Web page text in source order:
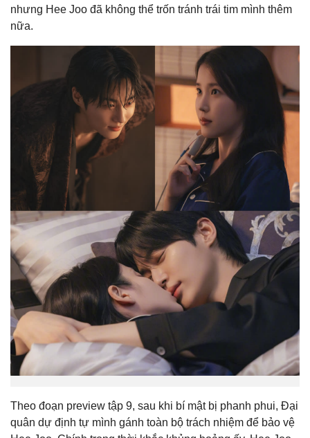
nhưng Hee Joo đã không thể trốn tránh trái tim mình thêm
nữa.
Theo đoạn preview tập 9, sau khi bí mật bị phanh phui, Đại
quân dự định tự mình gánh toàn bộ trách nhiệm để bảo vệ